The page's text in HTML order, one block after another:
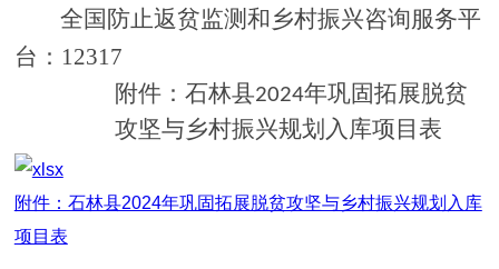
全国防止返贫监测和乡村振兴咨询服务平
台： 12317
附件： 石林县2024年巩固拓展脱贫
攻坚与乡村振兴规划入库项目表
附件：石林县2024年巩固拓展脱贫攻坚与乡村振兴规划入库
项目表